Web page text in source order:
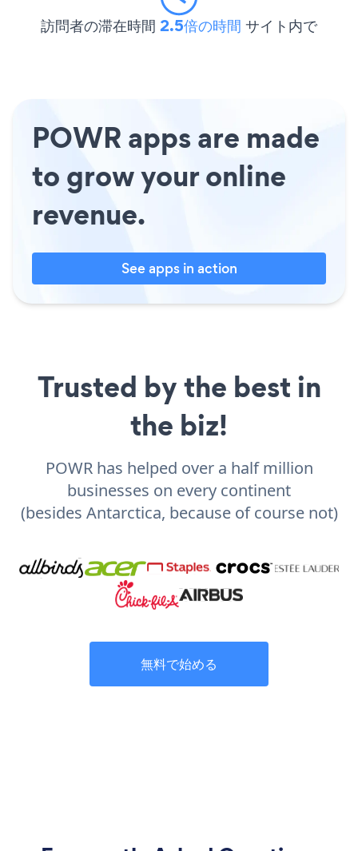
訪問者の滞在時間 2.5倍の時間 サイト内で
POWR apps are made
to grow your online
revenue.
See apps in action
Trusted by the best in
the biz!
POWR has helped over a half million
businesses on every continent
(besides Antarctica, because of course not)
無料で始める